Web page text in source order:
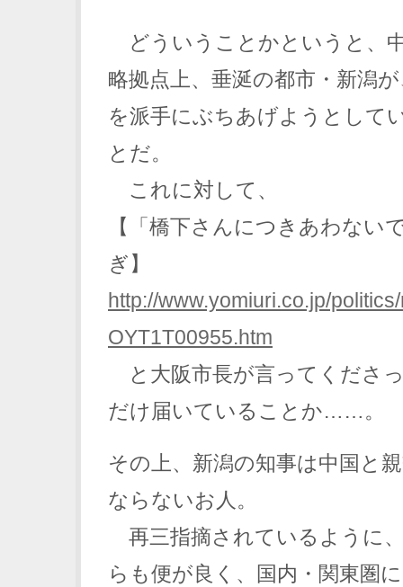
どういうことかというと、
略拠点上、垂涎の都市・新潟
を派手にぶちあげようとして
とだ。
これに対して、
【「橋下さんにつきあわない
ぎ】
http://www.yomiuri.co.jp/
OYT1T00955.htm
と大阪市長が言ってくださ
だけ届いていることか……。
その上、新潟の知事は中国と
ならないお人。
再三指摘されているように
らも便が良く、国内・関東圏